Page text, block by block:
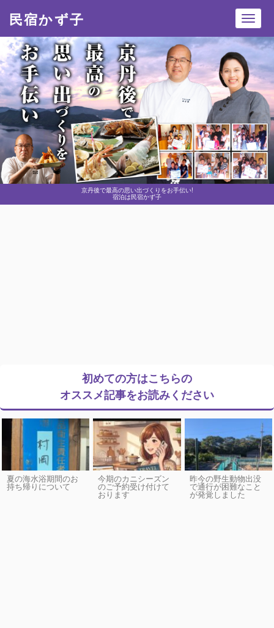
京丹後で最高の思い出づくりをお手伝い!
宿泊は民宿かず子
民宿かず子
初めての方はこちらの
オススメ記事をお読みください
夏の海水浴期間のお
持ち帰りについて
今期のカニシーズン
のご予約受け付けて
おります
昨今の野生動物出没
で通行が困難なこと
が発覚しました